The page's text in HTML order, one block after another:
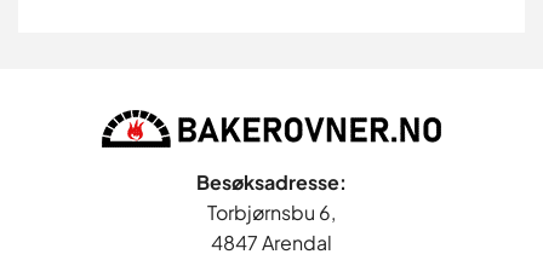
Besøksadresse:
Torbjørnsbu 6,
4847 Arendal